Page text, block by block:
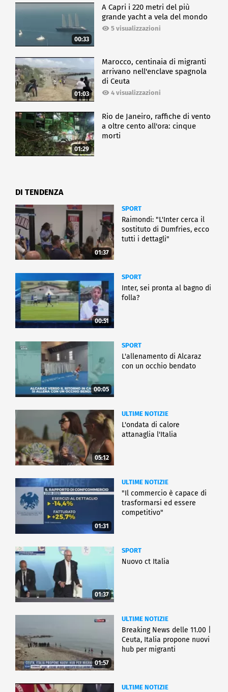
00:33
A Capri i 220 metri del più
grande yacht a vela del mondo
5 visualizzazioni
01:03
Marocco, centinaia di migranti
arrivano nell'enclave spagnola
di Ceuta
4 visualizzazioni
01:29
Rio de Janeiro, raffiche di vento
a oltre cento all'ora: cinque
morti
DI TENDENZA
01:37
SPORT
Raimondi: "L'Inter cerca il
sostituto di Dumfries, ecco
tutti i dettagli"
00:51
SPORT
Inter, sei pronta al bagno di
folla?
00:05
SPORT
L'allenamento di Alcaraz
con un occhio bendato
05:12
ULTIME NOTIZIE
L'ondata di calore
attanaglia l'Italia
01:31
ULTIME NOTIZIE
"Il commercio è capace di
trasformarsi ed essere
competitivo"
01:37
SPORT
Nuovo ct Italia
01:57
ULTIME NOTIZIE
Breaking News delle 11.00 |
Ceuta, Italia propone nuovi
hub per migranti
ULTIME NOTIZIE